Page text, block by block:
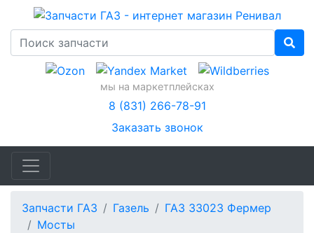
мы на маркетплейсках
8 (831) 266-78-91
Заказать звонок
Запчасти ГАЗ Газель
ГАЗ 33023 Фермер
Мосты